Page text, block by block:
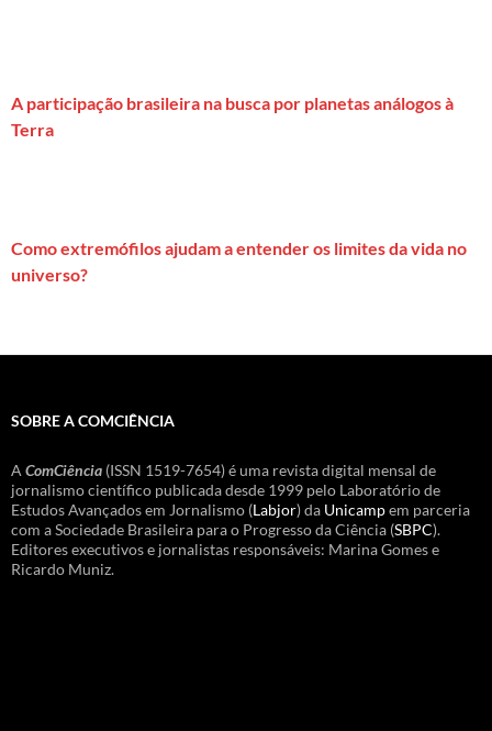
A participação brasileira na busca por planetas análogos à
Terra
Como extremófilos ajudam a entender os limites da vida no
universo?
SOBRE A COMCIÊNCIA
A ComCiência (ISSN 1519-7654) é uma revista digital mensal de
jornalismo científico publicada desde 1999 pelo Laboratório de
Estudos Avançados em Jornalismo (Labjor) da Unicampem parceria
com a Sociedade Brasileira para o Progresso da Ciência (SBPC).
Editores executivos e jornalistas responsáveis: Marina Gomes e
Ricardo Muniz.